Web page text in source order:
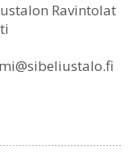
Ravintolat